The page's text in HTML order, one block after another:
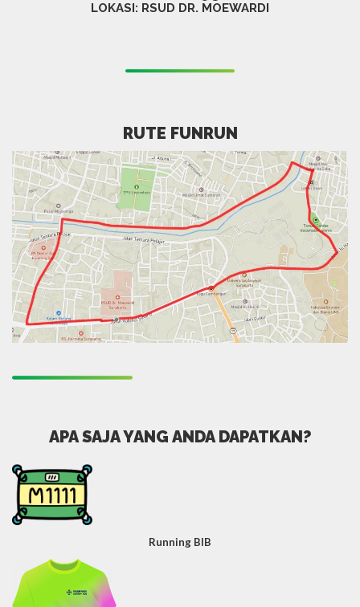
LOKASI: RSUD DR. MOEWARDI
RUTE FUNRUN
APA SAJA YANG ANDA DAPATKAN?
Running BIB